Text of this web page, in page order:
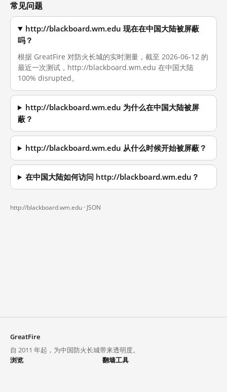
常见问题
http://blackboard.wm.edu 现在在中国大陆被屏蔽
吗？
根据 GreatFire 对防火长城的实时测量，截至 2026-06-12 的
最近一次测试，http://blackboard.wm.edu 在中国大陆
100% disrupted。
http://blackboard.wm.edu 为什么在中国大陆被屏
蔽？
http://blackboard.wm.edu 从什么时候开始被屏蔽？
在中国大陆如何访问 http://blackboard.wm.edu？
http://blackboard.wm.edu · JSON
GreatFire
自 2011 年起，为中国防火长城带来透明度。
浏览
翻墙工具